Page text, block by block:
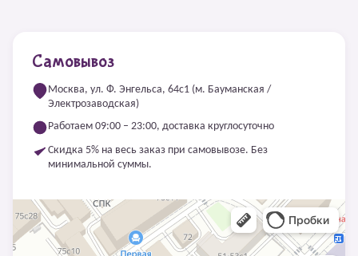
Самовывоз
Москва, ул. Ф. Энгельса, 64с1 (м. Бауманская /
Электрозаводская)
Работаем 09:00 – 23:00, доставка круглосуточно
Скидка 5% на весь заказ при самовывозе. Без
минимальной суммы.